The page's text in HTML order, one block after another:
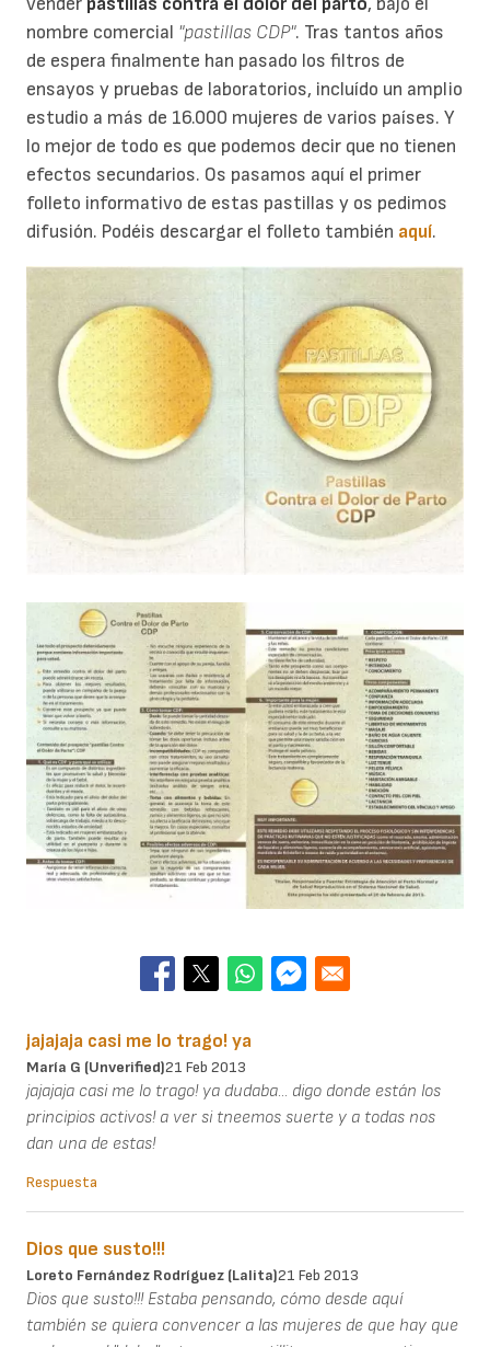
nombre comercial "pastillas CDP". Tras tantos años
de espera finalmente han pasado los filtros de
ensayos y pruebas de laboratorios, incluído un amplio
estudio a más de 16.000 mujeres de varios países. Y
lo mejor de todo es que podemos decir que no tienen
efectos secundarios. Os pasamos aquí el primer
folleto informativo de estas pastillas y os pedimos
difusión. Podéis descargar el folleto también aquí.
jajajaja casi me lo trago! ya
María G (unverified)21 Feb 2013
jajajaja casi me lo trago! ya dudaba... digo donde están los
principios activos! a ver si tneemos suerte y a todas nos
dan una de estas!
Respuesta
Dios que susto!!!
Loreto Fernández Rodríguez (Lalita)21 Feb 2013
Dios que susto!!! Estaba pensando, cómo desde aquí
también se quiera convencer a las mujeres de que hay que